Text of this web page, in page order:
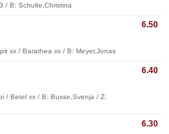
/ B: Schulte,Christina
6.50
xx / Barathea xx / B: Meyer,Jonas
6.40
/ Betel xx / B: Busse,Svenja / Z:
6.30